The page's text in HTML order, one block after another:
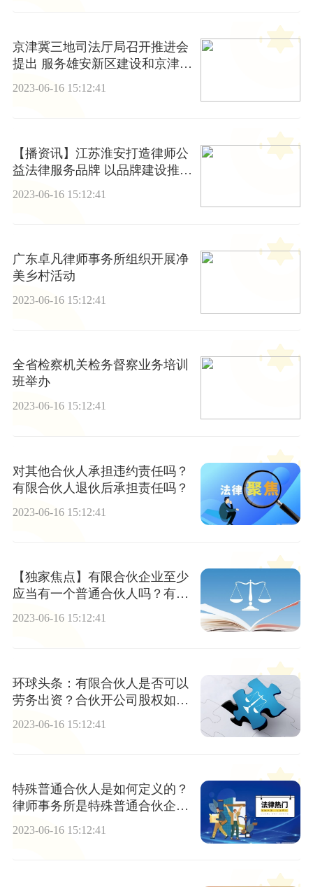
京津冀三地司法厅局召开推进会
提出 服务雄安新区建设和京津冀
协同发展
2023-06-16 15:12:41
【播资讯】江苏淮安打造律师公
益法律服务品牌 以品牌建设推动
2023-06-16 15:12:41
广东卓凡律师事务所组织开展净
美乡村活动
2023-06-16 15:12:41
全省检察机关检务督察业务培训
班举办
2023-06-16 15:12:41
对其他合伙人承担违约责任吗？
有限合伙人退伙后承担责任吗？
2023-06-16 15:12:41
【独家焦点】有限合伙企业至少
应当有一个普通合伙人吗？有限
合伙的人数是如何规定的？
2023-06-16 15:12:41
环球头条：有限合伙人是否可以
劳务出资？合伙开公司股权如何
2023-06-16 15:12:41
特殊普通合伙人是如何定义的？
律师事务所是特殊普通合伙企业
2023-06-16 15:12:41